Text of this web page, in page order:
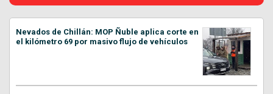
Nevados de Chillán: MOP Ñuble aplica corte en
el kilómetro 69 por masivo flujo de vehículos